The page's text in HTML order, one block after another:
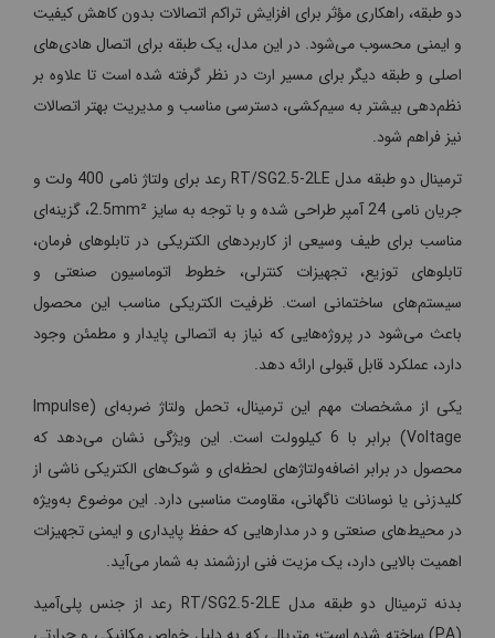
دو طبقه، راهکاری مؤثر برای افزایش تراکم اتصالات بدون کاهش کیفیت
و ایمنی محسوب می‌شود. در این مدل، یک طبقه برای اتصال هادی‌های
اصلی و طبقه دیگر برای مسیر ارت در نظر گرفته شده است تا علاوه بر
نظم‌دهی بیشتر به سیم‌کشی، دسترسی مناسب و مدیریت بهتر اتصالات
نیز فراهم شود.
ترمینال دو طبقه مدل RT/SG2.5-2LE رعد برای ولتاژ نامی 400 ولت و
جریان نامی 24 آمپر طراحی شده و با توجه به سایز 2.5mm²، گزینه‌ای
مناسب برای طیف وسیعی از کاربردهای الکتریکی در تابلوهای فرمان،
تابلوهای توزیع، تجهیزات کنترلی، خطوط اتوماسیون صنعتی و
سیستم‌های ساختمانی است. ظرفیت الکتریکی مناسب این محصول
باعث می‌شود در پروژه‌هایی که نیاز به اتصالی پایدار و مطمئن وجود
دارد، عملکرد قابل قبولی ارائه دهد.
یکی از مشخصات مهم این ترمینال، تحمل ولتاژ ضربه‌ای (Impulse
Voltage) برابر با 6 کیلوولت است. این ویژگی نشان می‌دهد که
محصول در برابر اضافه‌ولتاژهای لحظه‌ای و شوک‌های الکتریکی ناشی از
کلیدزنی یا نوسانات ناگهانی، مقاومت مناسبی دارد. این موضوع به‌ویژه
در محیط‌های صنعتی و در مدارهایی که حفظ پایداری و ایمنی تجهیزات
اهمیت بالایی دارد، یک مزیت فنی ارزشمند به شمار می‌آید.
بدنه ترمینال دو طبقه مدل RT/SG2.5-2LE رعد از جنس پلی‌آمید